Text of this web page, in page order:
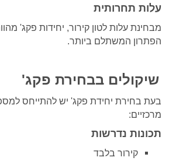
עלות תחרותית
מבחינת עלות לטון קירור, יחידות פקג'
הפתרון המשתלם ביותר.
שיקולים בבחירת פקג'
בעת בחירת יחידת פקג' יש להתייחס
מרכזיים:
תכונות נדרשות
קירור בלבד